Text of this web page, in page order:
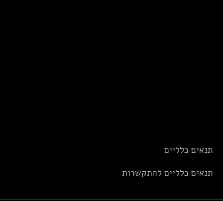
תנאים כלליים
תנאים כלליים להתקשרות